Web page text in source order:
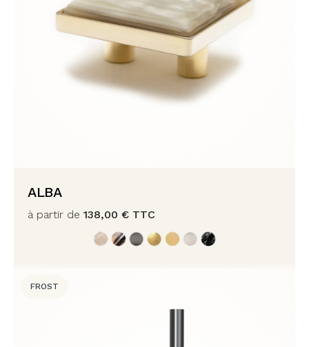
ALBA
à partir de 138,00 € TTC
FROST